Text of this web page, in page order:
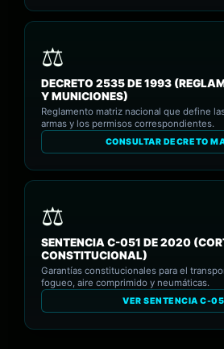
DECRETO 2535 DE 1993
Y MUNICIONES)
Reglamento matriz nacional que define
armas y los permisos correspondientes.
CONSULTAR DECRETO
SENTENCIA C-051 DE 2020
CONSTITUCIONAL)
Garantías constitucionales para el
fogueo, aire comprimido y neumáticas.
VER SENTENCIA C-